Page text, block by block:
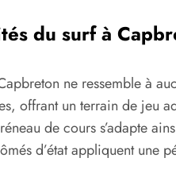
du surf à
ne ressemble à
offrant un terrain de jeu
de cours s’adapte
d’état appliquent une